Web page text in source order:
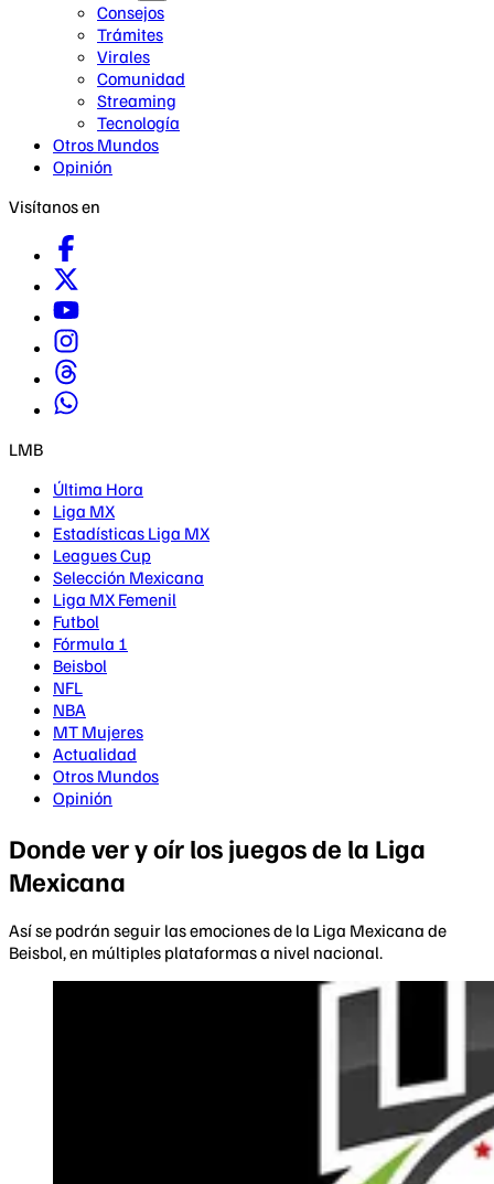
Consejos
Trámites
Virales
Comunidad
Streaming
Tecnología
Otros Mundos
Opinión
Visítanos en
LMB
Última Hora
Liga MX
Estadísticas Liga MX
Leagues Cup
Selección Mexicana
Liga MX Femenil
Futbol
Fórmula 1
Beisbol
NFL
NBA
MT Mujeres
Actualidad
Otros Mundos
Opinión
Donde ver y oír los juegos de la Liga
Mexicana
Así se podrán seguir las emociones de la Liga Mexicana de
Beisbol, en múltiples plataformas a nivel nacional.